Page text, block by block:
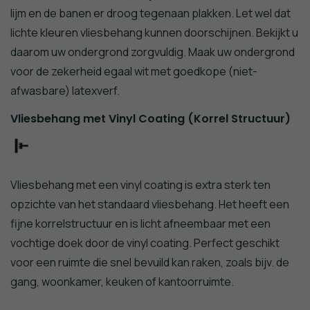
lijm en de banen er droog tegenaan plakken. Let wel dat
lichte kleuren vliesbehang kunnen doorschijnen. Bekijkt u
daarom uw ondergrond zorgvuldig. Maak uw ondergrond
voor de zekerheid egaal wit met goedkope (niet-
afwasbare) latexverf.
Vliesbehang met Vinyl Coating (Korrel Structuur)
Vliesbehang met een vinyl coating is extra sterk ten
opzichte van het standaard vliesbehang. Het heeft een
fijne korrelstructuur en is licht afneembaar met een
vochtige doek door de vinyl coating. Perfect geschikt
voor een ruimte die snel bevuild kan raken, zoals bijv. de
gang, woonkamer, keuken of kantoorruimte.